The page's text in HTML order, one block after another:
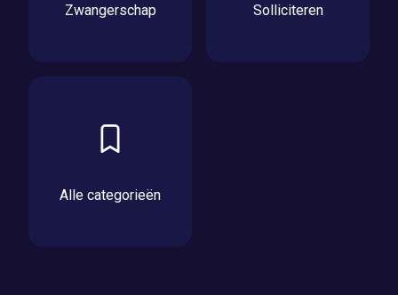
Zwangerschap Solliciteren
Alle categorieën